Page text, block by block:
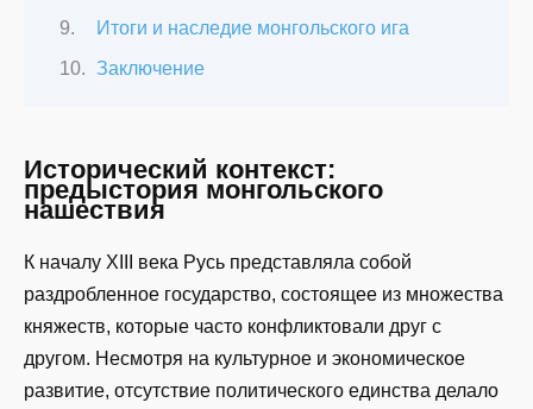
Итоги и наследие монгольского ига
Заключение
Исторический контекст:
предыстория монгольского
нашествия
К началу XIII века Русь представляла собой
раздробленное государство, состоящее из множества
княжеств, которые часто конфликтовали друг с
другом. Несмотря на культурное и экономическое
развитие, отсутствие политического единства делало